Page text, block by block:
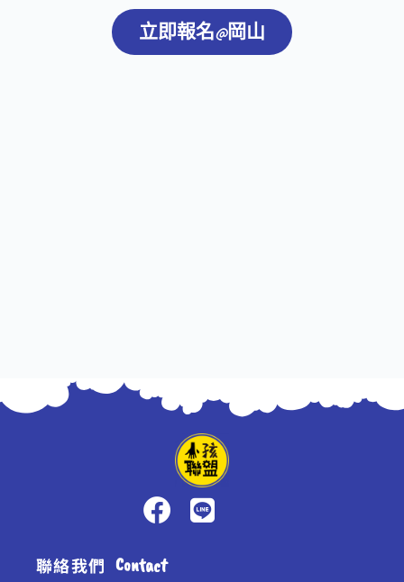
立即報名@岡山
聯絡我們 Contact